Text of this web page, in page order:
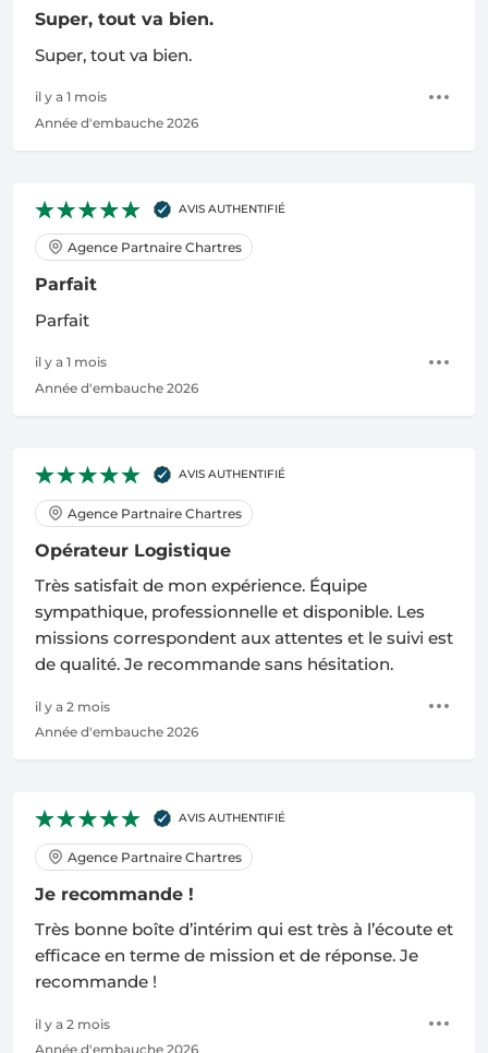
Super, tout va bien.
Super, tout va bien.
il y a 1 mois
Année d'embauche 2026
AVIS AUTHENTIFIÉ
Agence Partnaire Chartres
Parfait
Parfait
il y a 1 mois
Année d'embauche 2026
AVIS AUTHENTIFIÉ
Agence Partnaire Chartres
Opérateur Logistique
Très satisfait de mon expérience. Équipe
sympathique, professionnelle et disponible. Les
missions correspondent aux attentes et le suivi est
de qualité. Je recommande sans hésitation.
il y a 2 mois
Année d'embauche 2026
AVIS AUTHENTIFIÉ
Agence Partnaire Chartres
Je recommande !
Très bonne boîte d’intérim qui est très à l’écoute et
efficace en terme de mission et de réponse. Je
recommande !
il y a 2 mois
Année d'embauche 2026